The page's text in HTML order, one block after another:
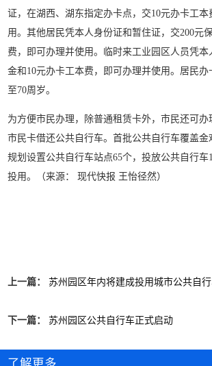
证，在湖西、湖东指定办卡点，交10元办卡工本
用。其他居民凭本人身份证和暂住证，交200元
费，即可办理并使用。临时来工业园区人员凭本
金和10元办卡工本费，即可办理并使用。居民办
至70周岁。
为方便市民办理，除普通租赁卡外，市民还可办
市民卡借还公共自行车。首批公共自行车覆盖金
规划设置公共自行车站点65个，投放公共自行车
投用。（来源： 现代快报 王怡径然）
上一篇： 苏州园区年内将建成投用城市公共自
下一篇： 苏州园区公共自行车正式启动
了解更多